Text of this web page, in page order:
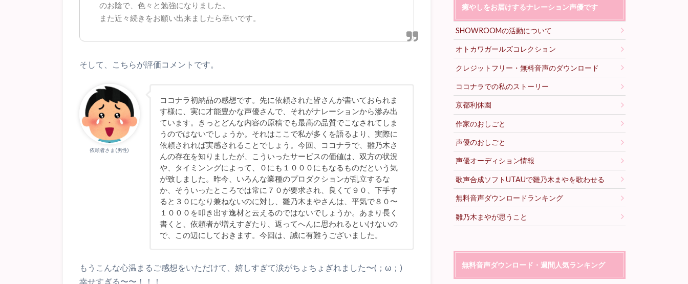
のお陰で、色々と勉強になりました。
また近々続きをお願い出来ましたら幸いです。
そして、こちらが評価コメントです。
依頼者さま(男性)
ココナラ初納品の感想です。先に依頼された皆さんが書いておられま
す様に、実に才能豊かな声優さんで、それがナレーションから滲み出
ています。きっとどんな内容の原稿でも最高の品質でこなされてしま
うのではないでしょうか。それはここで私が多くを語るより、実際に
依頼されれば実感されることでしょう。今回、ココナラで、雛乃木さ
んの存在を知りましたが、こういったサービスの価値は、双方の状況
や、タイミンングによって、０にも１０００にもなるものだという気
が致しました。昨今、いろんな業種のプロダクションが乱立するな
か、そういったところでは常に７０が要求され、良くて９０、下手す
ると３０になり兼ねないのに対し、雛乃木まやさんは、平気で８０〜
１０００を叩き出す逸材と云えるのではないでしょうか。あまり長く
書くと、依頼者が増えすぎたり、返ってへんに思われるといけないの
で、この辺にしておきます。今回は、誠に有難うございました。
もうこんな心温まるご感想をいただけて、嬉しすぎて涙がちょちょぎれました〜(；ω；)
幸せすぎる〜〜！！！
癒やしをお届けするナレーション声優です
SHOWROOMの活動について
オトカワガールズコレクション
クレジットフリー・無料音声のダウンロード
ココナラでの私のストーリー
京都利休園
作家のおしごと
声優のおしごと
声優オーディション情報
歌声合成ソフトUTAUで雛乃木まやを歌わせる
無料音声ダウンロードランキング
雛乃木まやが思うこと
無料音声ダウンロード・週間人気ランキング